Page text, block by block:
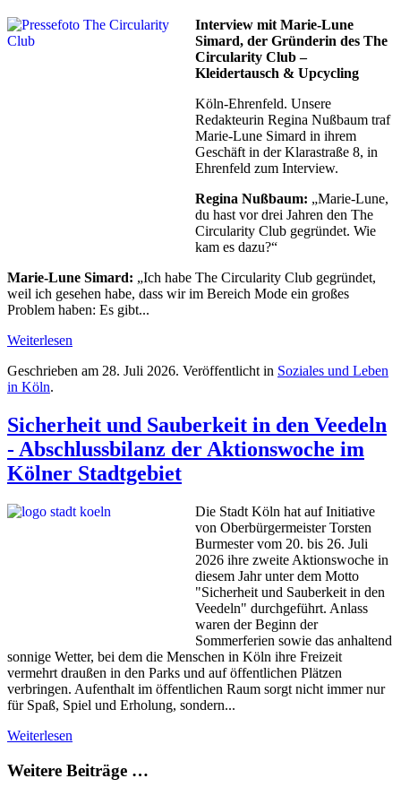
Interview mit Marie-Lune
Simard, der Gründerin des The
Circularity Club –
Kleidertausch & Upcycling
Köln-Ehrenfeld. Unsere
Redakteurin Regina Nußbaum traf
Marie-Lune Simard in ihrem
Geschäft in der Klarastraße 8, in
Ehrenfeld zum Interview.
Regina Nußbaum: „Marie-Lune,
du hast vor drei Jahren den The
Circularity Club gegründet. Wie
kam es dazu?“
Marie-Lune Simard: „Ich habe The Circularity Club gegründet,
weil ich gesehen habe, dass wir im Bereich Mode ein großes
Problem haben: Es gibt...
Weiterlesen
Geschrieben am 28. Juli 2026. Veröffentlicht in Soziales und Leben
in Köln.
Sicherheit und Sauberkeit in den Veedeln
- Abschlussbilanz der Aktionswoche im
Kölner Stadtgebiet
Die Stadt Köln hat auf Initiative
von Oberbürgermeister Torsten
Burmester vom 20. bis 26. Juli
2026 ihre zweite Aktionswoche in
diesem Jahr unter dem Motto
"Sicherheit und Sauberkeit in den
Veedeln" durchgeführt. Anlass
waren der Beginn der
Sommerferien sowie das anhaltend
sonnige Wetter, bei dem die Menschen in Köln ihre Freizeit
vermehrt draußen in den Parks und auf öffentlichen Plätzen
verbringen. Aufenthalt im öffentlichen Raum sorgt nicht immer nur
für Spaß, Spiel und Erholung, sondern...
Weiterlesen
Weitere Beiträge …